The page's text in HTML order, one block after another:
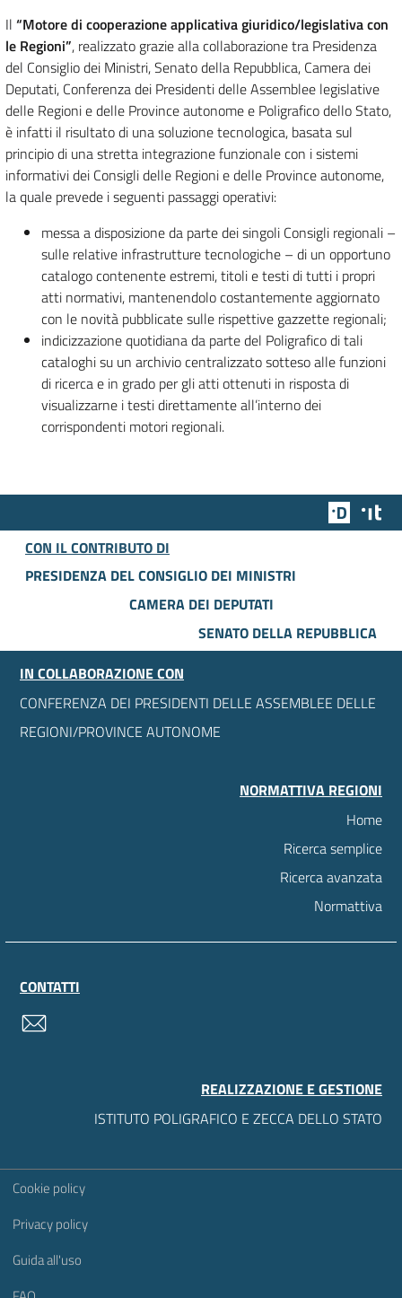
Il “Motore di cooperazione applicativa giuridico/legislativa con
le Regioni”, realizzato grazie alla collaborazione tra Presidenza
del Consiglio dei Ministri, Senato della Repubblica, Camera dei
Deputati, Conferenza dei Presidenti delle Assemblee legislative
delle Regioni e delle Province autonome e Poligrafico dello Stato,
è infatti il risultato di una soluzione tecnologica, basata sul
principio di una stretta integrazione funzionale con i sistemi
informativi dei Consigli delle Regioni e delle Province autonome,
la quale prevede i seguenti passaggi operativi:
messa a disposizione da parte dei singoli Consigli regionali –
sulle relative infrastrutture tecnologiche – di un opportuno
catalogo contenente estremi, titoli e testi di tutti i propri
atti normativi, mantenendolo costantemente aggiornato
con le novità pubblicate sulle rispettive gazzette regionali;
indicizzazione quotidiana da parte del Poligrafico di tali
cataloghi su un archivio centralizzato sotteso alle funzioni
di ricerca e in grado per gli atti ottenuti in risposta di
visualizzarne i testi direttamente all’interno dei
corrispondenti motori regionali.
Team
CON IL CONTRIBUTO DI
PRESIDENZA DEL CONSIGLIO DEI MINISTRI
CAMERA DEI DEPUTATI
SENATO DELLA REPUBBLICA
IN COLLABORAZIONE CON
CONFERENZA DEI PRESIDENTI DELLE ASSEMBLEE DELLE
REGIONI/PROVINCE AUTONOME
NORMATTIVA REGIONI
Home
Ricerca semplice
Ricerca avanzata
Normattiva
CONTATTI
REALIZZAZIONE E GESTIONE
ISTITUTO POLIGRAFICO E ZECCA DELLO STATO
Sezione Link Utili
Cookie policy
Privacy policy
Guida all'uso